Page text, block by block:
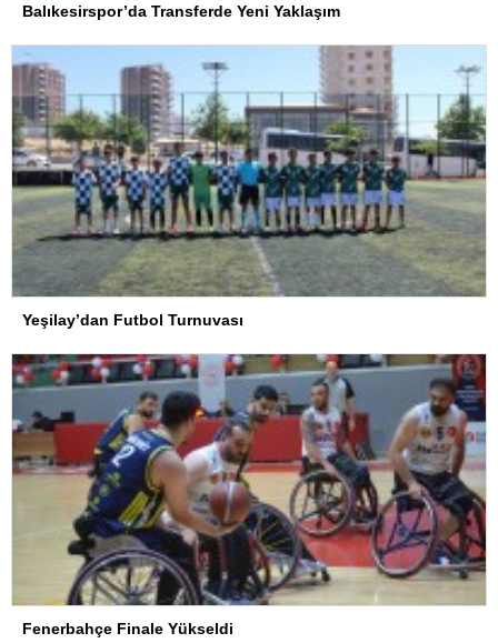
Balıkesirspor’da Transferde Yeni Yaklaşım
Yeşilay’dan Futbol Turnuvası
Fenerbahçe Finale Yükseldi